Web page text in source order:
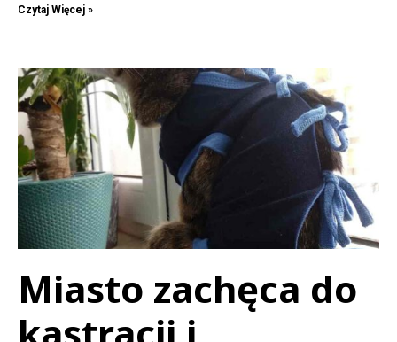
Czytaj Więcej »
Miasto zachęca do